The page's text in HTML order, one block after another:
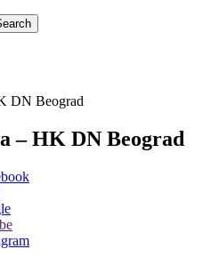
DN Beograd
– HK DN Beograd